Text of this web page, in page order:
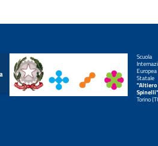
Scuola
Europea
Statale
"Altiero
Torino